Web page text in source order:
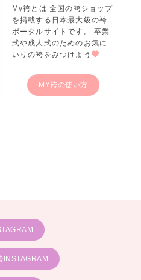
My袴とは 全国の袴ショップ
を掲載する日本最大級の袴
ポータルサイトです。 卒業
式や成人式のためのお気に
いりの袴をみつけよう
MY袴の使い方
INSTAGRAM